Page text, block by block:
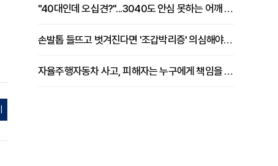
"40대인데 오십견?"...3040도 안심 못하는 어깨 유착성 관절낭염
손발톱 들뜨고 벗겨진다면 '조갑박리증' 의심해야 [김철윤 원장 칼럼]
자율주행자동차 사고, 피해자는 누구에게 책임을 물을 수 있을까